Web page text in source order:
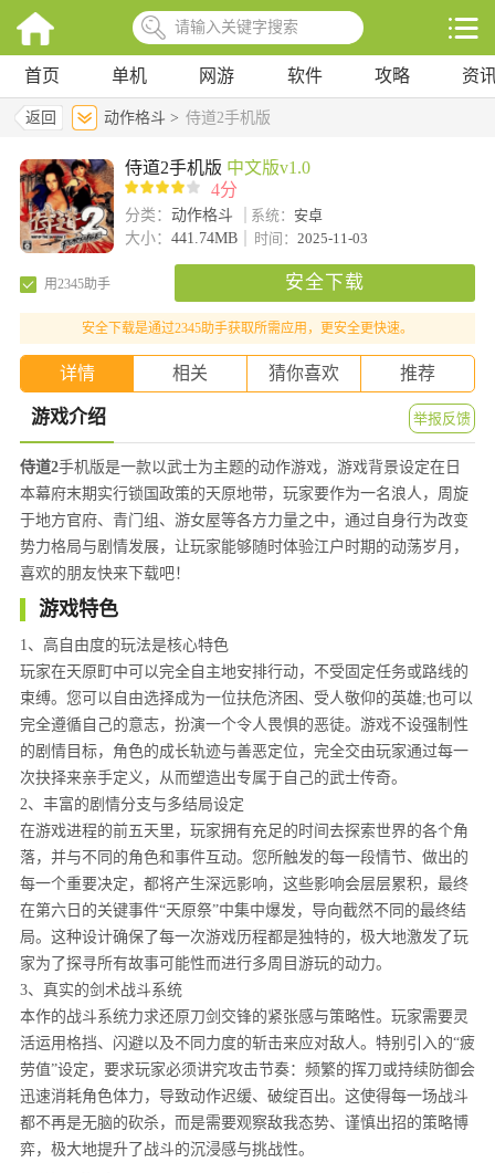
首页 单机 网游 软件 攻略 资
返回 动作格斗 > 侍道2手机版
侍道2手机版 中文版v1.0
4分
分类： 动作格斗 系统： 安卓
大小： 441.74MB 时间： 2025-11-03
用2345助手 安全下载
安全下载是通过2345助手获取所需应用，更安全更快速。
详情 相关 猜你喜欢 推荐
游戏介绍 举报反馈
侍道2手机版是一款以武士为主题的动作游戏，游戏背景设定在日
本幕府末期实行锁国政策的天原地带，玩家要作为一名浪人，周旋
于地方官府、青门组、游女屋等各方力量之中，通过自身行为改变
势力格局与剧情发展，让玩家能够随时体验江户时期的动荡岁月，
喜欢的朋友快来下载吧！
游戏特色
1、高自由度的玩法是核心特色
玩家在天原町中可以完全自主地安排行动，不受固定任务或路线的
束缚。您可以自由选择成为一位扶危济困、受人敬仰的英雄;也可以
完全遵循自己的意志，扮演一个令人畏惧的恶徒。游戏不设强制性
的剧情目标，角色的成长轨迹与善恶定位，完全交由玩家通过每一
次抉择来亲手定义，从而塑造出专属于自己的武士传奇。
2、丰富的剧情分支与多结局设定
在游戏进程的前五天里，玩家拥有充足的时间去探索世界的各个角
落，并与不同的角色和事件互动。您所触发的每一段情节、做出的
每一个重要决定，都将产生深远影响，这些影响会层层累积，最终
在第六日的关键事件“天原祭”中集中爆发，导向截然不同的最终结
局。这种设计确保了每一次游戏历程都是独特的，极大地激发了玩
家为了探寻所有故事可能性而进行多周目游玩的动力。
3、真实的剑术战斗系统
本作的战斗系统力求还原刀剑交锋的紧张感与策略性。玩家需要灵
活运用格挡、闪避以及不同力度的斩击来应对敌人。特别引入的“疲
劳值”设定，要求玩家必须讲究攻击节奏：频繁的挥刀或持续防御会
迅速消耗角色体力，导致动作迟缓、破绽百出。这使得每一场战斗
都不再是无脑的砍杀，而是需要观察敌我态势、谨慎出招的策略博
弈，极大地提升了战斗的沉浸感与挑战性。